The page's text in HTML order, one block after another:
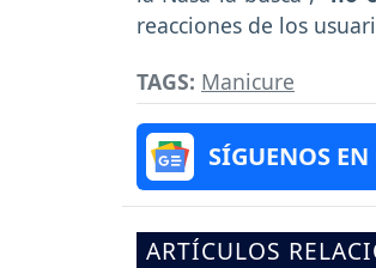
reacciones de los
TAGS: Manicure
SÍGUENOS
ARTÍCULOS